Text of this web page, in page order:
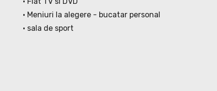
• Meniuri la alegere - bucatar personal
• sala de sport